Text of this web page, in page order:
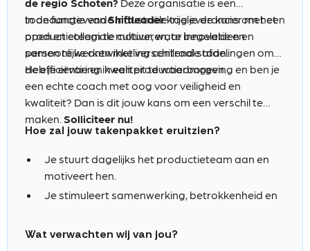
toonaangevende industriële toeleverancier met een
open en collegiale cultuur, waar innovatie en
persoonlijke ontwikkeling centraal staan.
In de functie vanShiftleaderkrijg je de kans om het
productieteam te motiveren, te begeleiden en
samen te werken met verschillende afdelingen om
de efficiëntie en kwaliteit te waarborgen.
Heb je ervaring in een productieomgeving en ben je
een echte coach met oog voor veiligheid en
kwaliteit? Dan is dit jouw kans om een verschil te
maken. Solliciteer nu!
Hoe zal jouw takenpakket eruitzien?
Je stuurt dagelijks het productieteam aan en
motiveert hen.
Je stimuleert samenwerking, betrokkenheid en
Je ziet toe op naleving van
Wat verwachten wij van jou?